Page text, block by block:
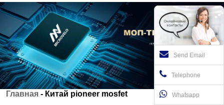
Главная - Китай pioneer mosfet
Send Email
Telephone
Whatsapp